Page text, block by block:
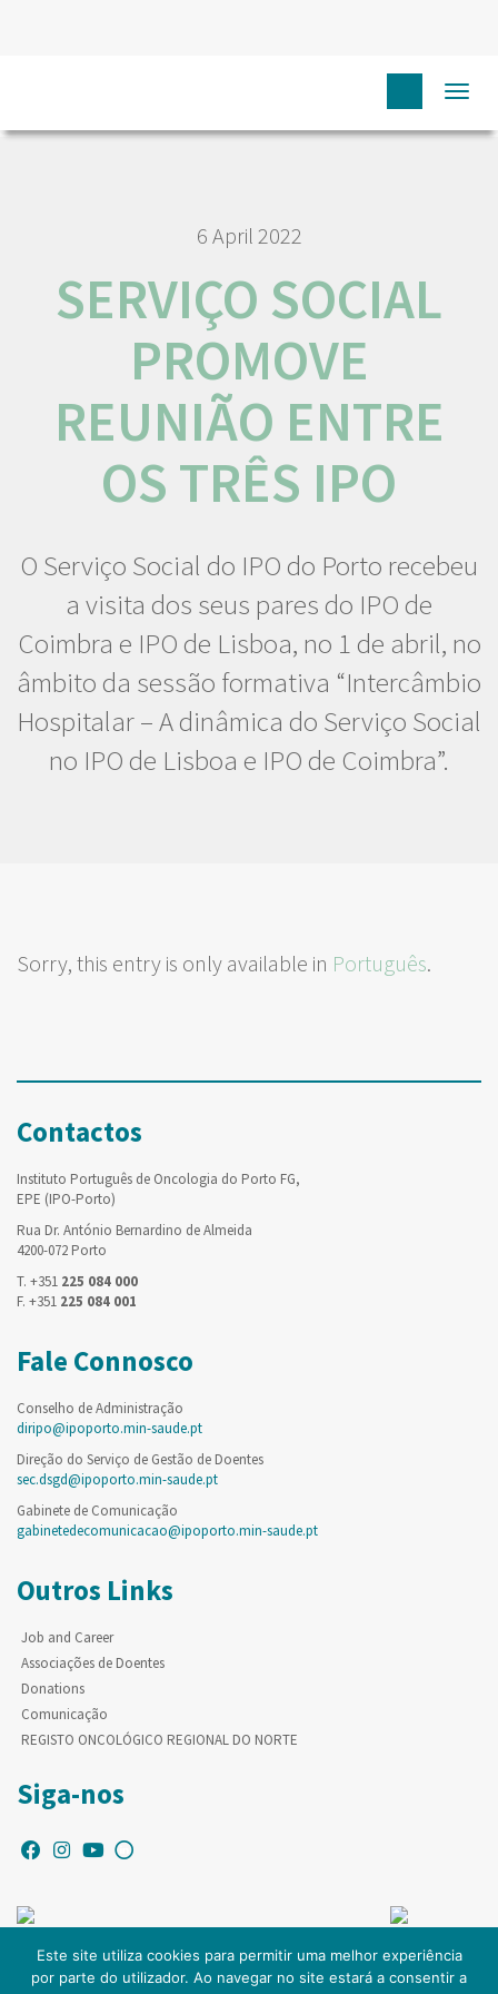
SERVIÇO SOCIAL PROMOVE REUNIÃO ENTRE OS TRÊS IPO
6 April 2022
SERVIÇO SOCIAL
PROMOVE
REUNIÃO ENTRE
OS TRÊS IPO
O Serviço Social do IPO do Porto recebeu
a visita dos seus pares do IPO de
Coimbra e IPO de Lisboa, no 1 de abril, no
âmbito da sessão formativa “Intercâmbio
Hospitalar – A dinâmica do Serviço Social
no IPO de Lisboa e IPO de Coimbra”.
Sorry, this entry is only available in Português.
Contactos
Instituto Português de Oncologia do Porto FG,
EPE (IPO-Porto)
Rua Dr. António Bernardino de Almeida
4200-072 Porto
T. +351 225 084 000
F. +351 225 084 001
Fale Connosco
Conselho de Administração
diripo@ipoporto.min-saude.pt
Direção do Serviço de Gestão de Doentes
sec.dsgd@ipoporto.min-saude.pt
Gabinete de Comunicação
gabinetedecomunicacao@ipoporto.min-saude.pt
Outros Links
Job and Career
Associações de Doentes
Donations
Comunicação
REGISTO ONCOLÓGICO REGIONAL DO NORTE
Siga-nos
Este site utiliza cookies para permitir uma melhor experiência
por parte do utilizador. Ao navegar no site estará a consentir a